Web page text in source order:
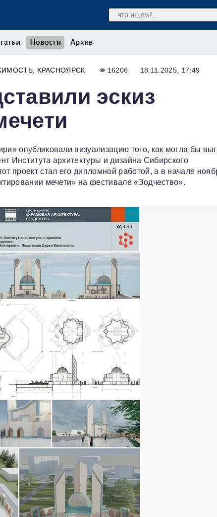
Новости Архив
КРАСНОЯРСК 16206 18.11.2025, 17:49
эскиз
опубликовали визуализацию того, как могла бы
Института архитектуры и дизайна Сибирского
проект стал его дипломной работой, а в начале
мечети» на фестивале «Зодчество».